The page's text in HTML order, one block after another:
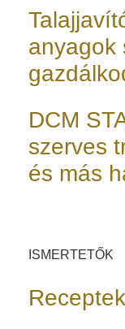
anyagok
DCM
szerves
és más
ISMERTETŐK
Receptek